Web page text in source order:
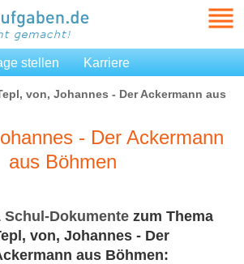
stellen Karriere
von, Johannes - Der Ackermann aus
- Der Ackermann
aus Böhmen
Schul-Dokumente zum Thema
von, Johannes - Der
aus Böhmen: